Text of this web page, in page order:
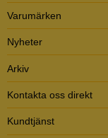
Varumärken
Nyheter
Arkiv
Kontakta oss direkt
Kundtjänst